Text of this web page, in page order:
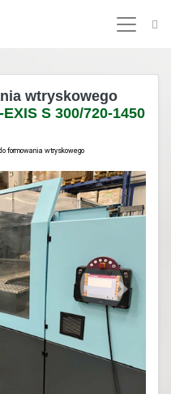
wtryskowego
EXIS S 300/720-1450
formowania wtryskowego
Next